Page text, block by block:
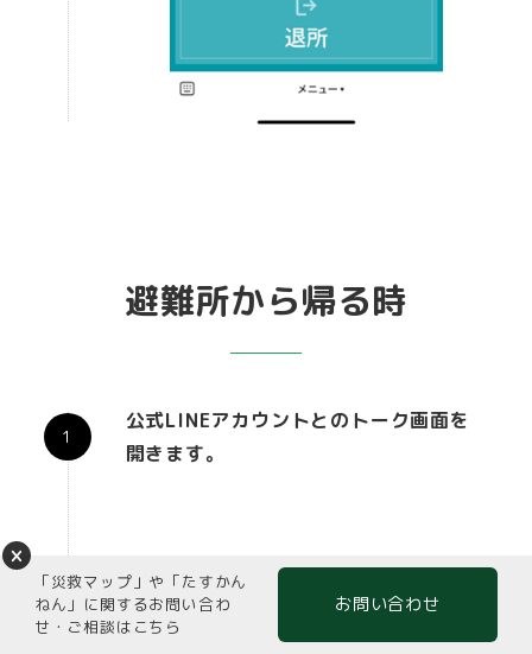
避難所から帰る時
公式LINEアカウントとのトーク画面を
開きます。
トーク画面の下部のメニューにある［退
所］ボタンをタップします。
「災救マップ」や「たすかん
ねん」に関するお問い合わ
せ・ご相談はこちら
お問い合わせ